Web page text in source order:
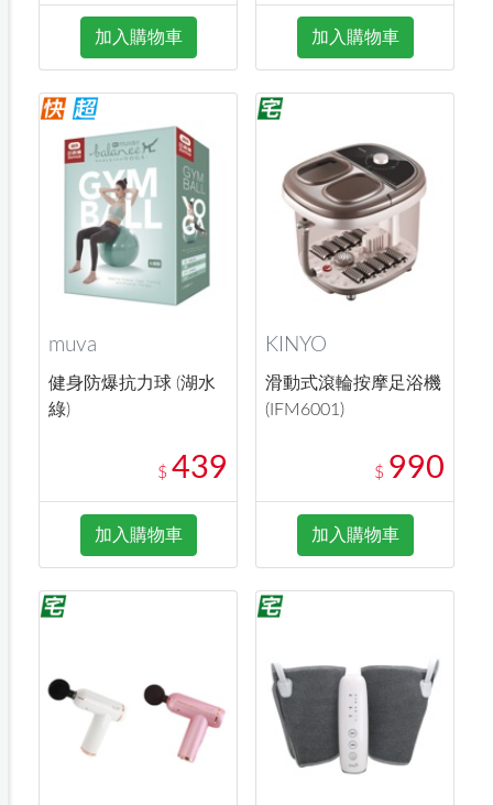
加入購物車 加入購物車
muva
健身防爆抗力球 (湖水
綠)
$ 439
加入購物車
KINYO
滑動式滾輪按摩足浴機
(IFM6001)
$ 990
加入購物車